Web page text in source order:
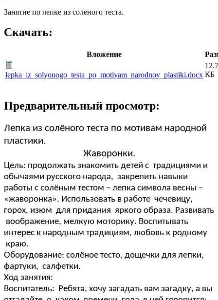
Занятие по лепке из соленого теста.
Скачать:
Вложение
lepka_iz_solyonogo_testa_po_motivam_narodnoy_plastiki.docx КБ
Предварительный просмотр:
Лепка из солёного теста по мотивам народной
пластики.
Жаворонки.
Цель: продолжать знакомить детей с традициями и
обычаями русского народа, закрепить навыки
работы с солёным тестом – лепка символа весны –
«жаворонка». Использовать в работе чечевицу,
горох, изюм для придания яркого образа. Развивать
воображение, мелкую моторику. Воспитывать
интерес к народным традициям, любовь к родному
краю.
Оборудование: солёное тесто, дощечки для лепки,
фартуки, салфетки.
Ход занятия:
Воспитатель: Ребята, хочу загадать вам загадку, а вы